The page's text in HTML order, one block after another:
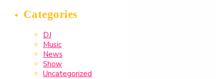
Categories
DJ
Music
News
Show
Uncategorized